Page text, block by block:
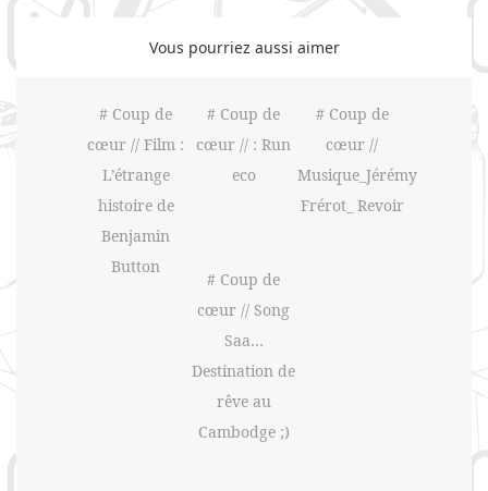
Vous pourriez aussi aimer
# Coup de
cœur // Film :
L’étrange
histoire de
Benjamin
Button
# Coup de
cœur // : Run
eco
# Coup de
cœur //
Musique_Jérémy
Frérot_ Revoir
# Coup de
cœur // Song
Saa…
Destination de
rêve au
Cambodge ;)